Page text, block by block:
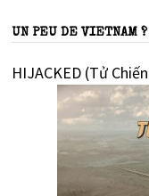
UN PEU DE VIETNAM ?
HIJACKED (Tử